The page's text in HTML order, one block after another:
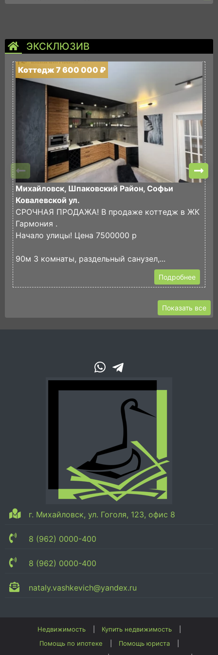
ЭКСКЛЮЗИВ
Коттедж 7 600 000 ₽
Михайловск, Шпаковский Район, Софьи
Ковалевской ул.
СРОЧНАЯ ПРОДАЖА! В продаже коттедж в ЖК
Гармония .
Начало улицы! Цена 7500000 р
90м 3 комнаты, раздельный санузел,...
Подробнее
Показать все
г. Михайловск, ул. Гоголя, 123, офис 8
8 (962) 0000-400
8 (962) 0000-400
nataly.vashkevich@yandex.ru
Недвижимость
Купить недвижимость
Помощь по ипотеке
Помощь юриста